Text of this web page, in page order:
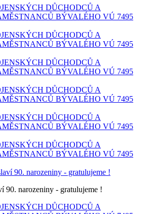
90. narozeniny - gratulujeme !